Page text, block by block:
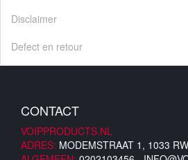
Disclaimer
Defect en retour
CONTACT
VOIPPRODUCTS.NL
ADRES: MODEMSTRAAT 1, 1033